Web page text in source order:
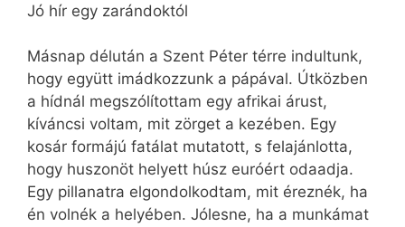
Jó hír egy zarándoktól
Másnap délután a Szent Péter térre indultunk,
hogy együtt imádkozzunk a pápával. Útközben
a hídnál megszólítottam egy afrikai árust,
kíváncsi voltam, mit zörget a kezében. Egy
kosár formájú fatálat mutatott, s felajánlotta,
hogy huszonöt helyett húsz euróért odaadja.
Egy pillanatra elgondolkodtam, mit éreznék, ha
én volnék a helyében. Jólesne, ha a munkámat